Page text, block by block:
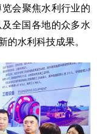
览会聚焦水利行业的
全国各地的众多水
的水利科技成果。